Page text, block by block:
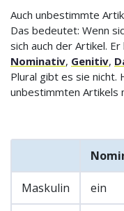
Auch unbestimmte
Das bedeutet: Wenn
sich auch der Artikel.
Nominativ, Genitiv,
Plural gibt es sie nicht.
unbestimmten Artikels
Maskulin ein